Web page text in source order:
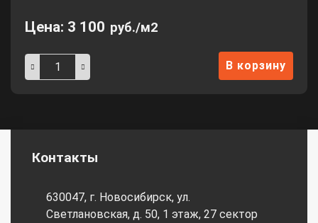
Цена: 3 100 руб./м2
В корзину
Контакты
630047, г. Новосибирск, ул.
Светлановская, д. 50, 1 этаж, 27 сектор